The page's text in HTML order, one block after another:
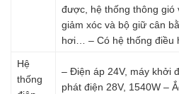
được, hệ thống thông
giảm xóc và bộ giữ cân
hơi… – Có hệ thống điều
Hệ
thống
– Điện áp 24V, máy khởi
phát điện 28V, 1540W –